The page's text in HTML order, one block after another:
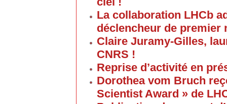
La collaboration LHCb
déclencheur de premier
Claire Juramy-Gilles,
CNRS !
Reprise d’activité en
Dorothea vom Bruch
Scientist Award » de